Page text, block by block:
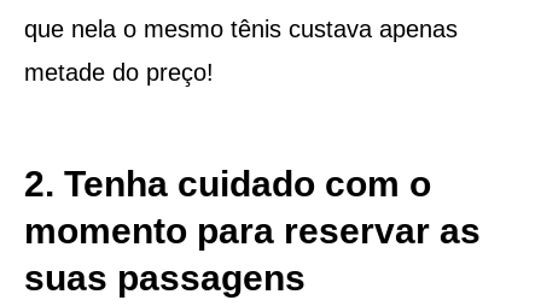
que nela o mesmo tênis custava apenas
metade do preço!
2. Tenha cuidado com o
momento para reservar as
suas passagens